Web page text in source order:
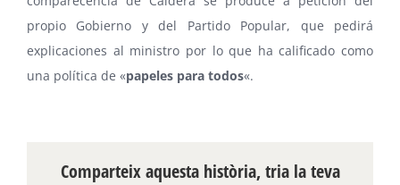
propio Gobierno y del Partido Popular, que pedirá
explicaciones al ministro por lo que ha calificado como
una política de «papeles para todos«.
Comparteix aquesta història, tria la teva